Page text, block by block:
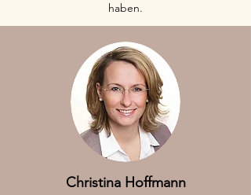
haben.
Christina Hoffmann